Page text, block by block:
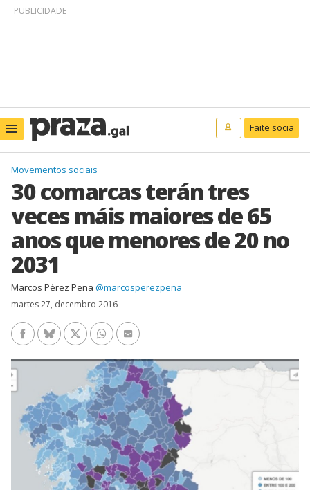
PUBLICIDADE
Faite socia
Movementos sociais
30 comarcas terán tres
veces máis maiores de 65
anos que menores de 20 no
2031
Marcos Pérez Pena @marcosperezpena
martes 27, decembro 2016
Facebook
BlueskyTwitter/XWhatsAppEnviar un e-mail